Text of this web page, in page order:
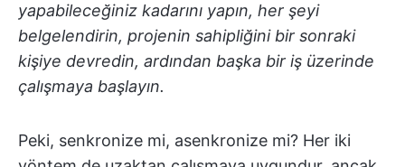
yapabileceğiniz kadarını yapın, her şeyi
belgelendirin, projenin sahipliğini bir sonraki
kişiye devredin, ardından başka bir iş üzerinde
çalışmaya başlayın.
Peki, senkronize mi, asenkronize mi? Her iki